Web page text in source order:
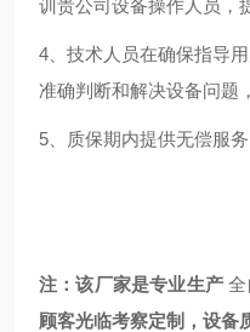
训贵公司设备操作人员，
4 、技术人员在确保指导
准确判断和解决设备问题
5 、质保期内提供无偿服
注：该厂家是专业生产
顾客光临考察定制，设备